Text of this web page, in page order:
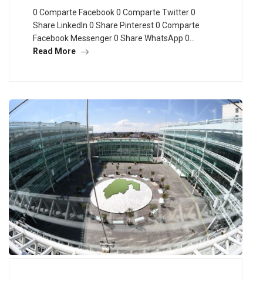
0 Comparte Facebook 0 Comparte Twitter 0
Share LinkedIn 0 Share Pinterest 0 Comparte
Facebook Messenger 0 Share WhatsApp 0…
Read More